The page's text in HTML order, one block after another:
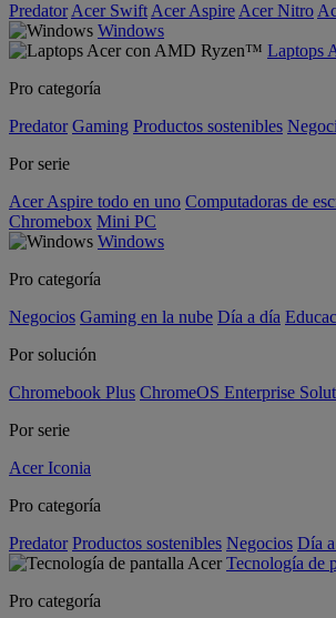
Predator Acer Swift Acer Aspire Acer Nitro
Windows
Laptops
Pro categoría
Predator Gaming Productos sostenibles
Por serie
Acer Aspire todo en uno Computadoras de
Chromebox Mini PC
Windows
Pro categoría
Negocios Gaming en la nube Día a día
Por solución
Chromebook Plus ChromeOS Enterprise
Por serie
Acer Iconia
Pro categoría
Predator Productos sostenibles Negocios Día
Tecnología de
Pro categoría